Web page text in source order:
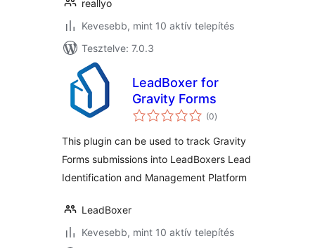
reallyo
Kevesebb, mint 10 aktív telepítés
Tesztelve: 7.0.3
LeadBoxer for
Gravity Forms
(0értékelés
összesen
)
This plugin can be used to track Gravity
Forms submissions into LeadBoxers Lead
Identification and Management Platform
LeadBoxer
Kevesebb, mint 10 aktív telepítés